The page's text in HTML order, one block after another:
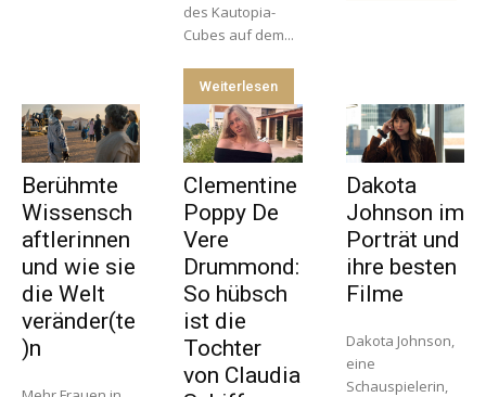
des Kautopia-
Cubes auf dem...
Weiterlesen
Berühmte
Wissensch
aftlerinnen
und wie sie
die Welt
veränder(te
)n
Clementine
Poppy De
Vere
Drummond:
So hübsch
ist die
Tochter
von Claudia
Dakota
Johnson im
Porträt und
ihre besten
Filme
Dakota Johnson,
eine
Schauspielerin,